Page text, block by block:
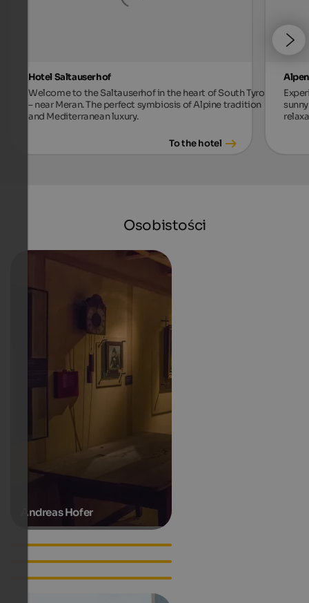
Hotel Saltauserhof
Welcome to the Saltauserhof in the heart of South Tyrol
– near Meran. The perfect symbiosis of Alpine tradition
and Mediterranean luxury.
To the hotel
Osobistości
Andreas Hofer
Hanspeter Eisendle
Lilli Gruber
Luis Trenker